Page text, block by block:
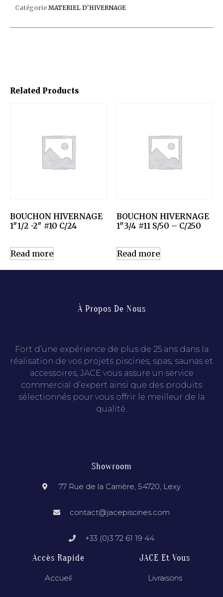
Related Products
BOUCHON HIVERNAGE
1″1/2 -2″ #10 C/24
Read more
BOUCHON HIVERNAGE
1″3/4 #11 S/50 – C/250
Read more
Catégorie MATERIEL D'HIVERNAGE
À Propos De Nous
Fort d’une expérience de plus de 25 ans dans la
réalisation de vos projets piscines, spas, saunas et
accessoires, JACE vous assure un service
commercial d’expert ainsi que des produits
sélectionnés pour vous offrir le meilleur de la
qualité.
Showroom
77 Rue de la Carrière, 54720, Lexy
contact@jacepiscines.com
+33 (0)3 72 61 19 44
Accès Rapide
Accueil
JACE Et Vous
Livraisons